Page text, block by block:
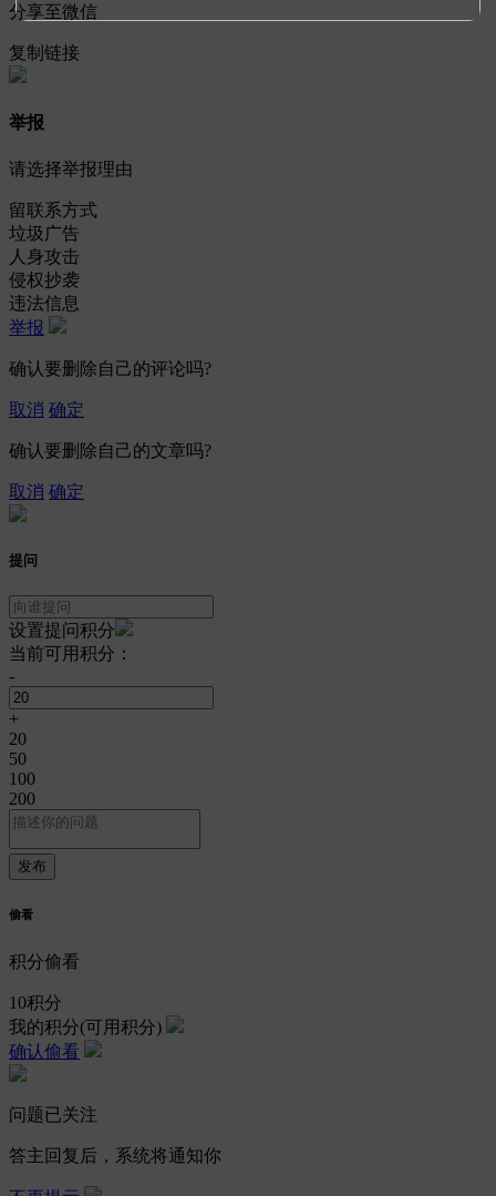
分享至微信
复制链接
举报
请选择举报理由
留联系方式
垃圾广告
人身攻击
侵权抄袭
违法信息
举报
确认要删除自己的评论吗?
取消 确定
确认要删除自己的文章吗?
取消 确定
提问
设置提问积分
当前可用积分：
-
+
20
50
100
200
偷看
积分偷看
10积分
我的积分(可用积分)
确认偷看
问题已关注
答主回复后，系统将通知你